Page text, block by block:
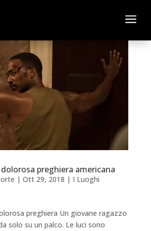
a
preghiera americana
| Ott 29, 2018 | I Luoghi
preghiera Un giovane ragazzo
solo su un palco. Le luci sono